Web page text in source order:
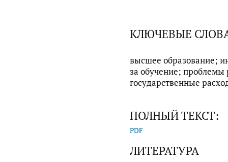
КЛЮЧЕВЫЕ
высшее образование;
за обучение; проблемы
государственные
ПОЛНЫЙ ТЕКСТ:
PDF
ЛИТЕРАТУРА